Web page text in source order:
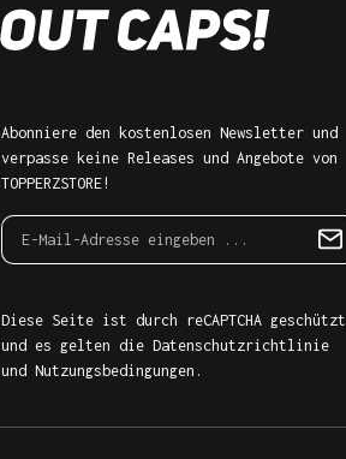
Abonniere den kostenlosen Newsletter und
verpasse keine Releases und Angebote von
TOPPERZSTORE!
Diese Seite ist durch reCAPTCHA geschützt
und es gelten die Datenschutzrichtlinie
und Nutzungsbedingungen .